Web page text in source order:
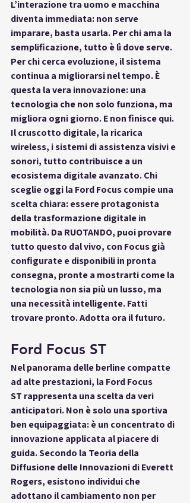
L’interazione tra uomo e macchina
diventa immediata: non serve
imparare, basta usarla. Per chi ama la
semplificazione, tutto è lì dove serve.
Per chi cerca evoluzione, il sistema
continua a migliorarsi nel tempo. È
questa la vera innovazione: una
tecnologia che non solo funziona, ma
migliora ogni giorno. E non finisce qui.
Il cruscotto digitale, la ricarica
wireless, i sistemi di assistenza visivi e
sonori, tutto contribuisce a un
ecosistema digitale avanzato. Chi
sceglie oggi la Ford Focus compie una
scelta chiara: essere protagonista
della trasformazione digitale in
mobilità. Da RUOTANDO, puoi provare
tutto questo dal vivo, con Focus già
configurate e disponibili in pronta
consegna, pronte a mostrarti come la
tecnologia non sia più un lusso, ma
una necessità intelligente. Fatti
trovare pronto. Adotta ora il futuro.
Ford Focus ST
Nel panorama delle berline compatte
ad alte prestazioni, la Ford Focus
ST rappresenta una scelta da veri
anticipatori. Non è solo una sportiva
ben equipaggiata: è un concentrato di
innovazione applicata al piacere di
guida. Secondo la Teoria della
Diffusione delle Innovazioni di Everett
Rogers, esistono individui che
adottano il cambiamento non per